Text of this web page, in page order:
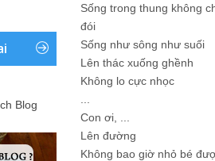
Blog
Sống trong thung không
đói
Sống như sông như suối
Lên thác xuống ghềnh
Không lo cực nhọc
Con ơi, ...
Lên đường
Không bao giờ nhỏ bé